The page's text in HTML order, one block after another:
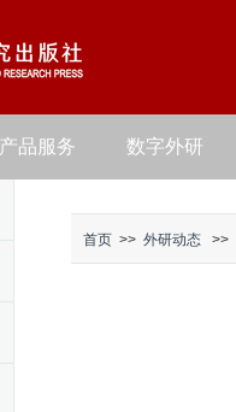
产品服务 数字外研
首页 >> 外研动态 >>